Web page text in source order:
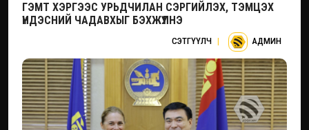
ГЭМТ ХЭРГЭЭС УРЬДЧИЛАН СЭРГИЙЛЭХ, ТЭМЦЭХ
ҮНДЭСНИЙ ЧАДАВХЫГ БЭХЖҮҮЛНЭ
СЭТГҮҮЛЧ | АДМИН